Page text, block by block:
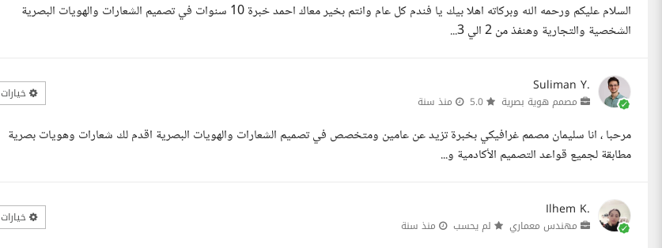
السلام عليكم ورحمه الله وبركاته اهلا بيك يا فندم كل عام وانتم بخير معاك احمد خبرة 10 سنوات في تصميم الشعارات والهويات البصرية
الشخصية والتجارية وهنفذ من 2 الي 3...
Suliman Y.
مصمم هوية بصرية منذ سنة خيارات
مرحبا ، انا سليمان مصمم غرافيكي بخبرة تزيد عن عامين ومتخصص في تصميم الشعارات والهويات البصرية اقدم لك شعارات وهويات بصرية
مطابقة لجميع قواعد التصميم الأكادمية و...
Ilhem K.
مهندس معماري لم يحسب منذ سنة خيارات